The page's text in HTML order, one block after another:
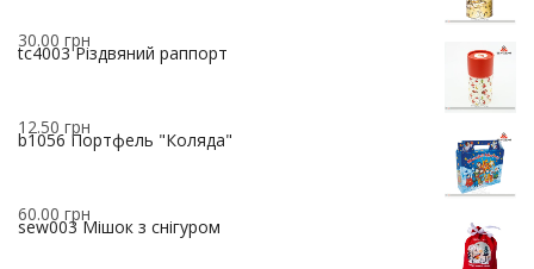
tc4003 Різдвяний раппорт
30.00 грн
b1056 Портфель "Коляда"
12.50 грн
sew003 Мішок з снігуром
60.00 грн